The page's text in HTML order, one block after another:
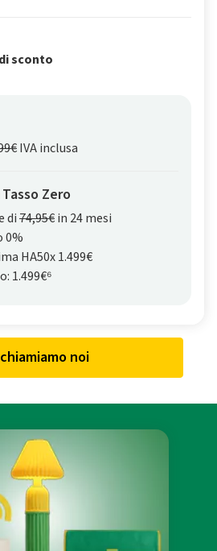
sconto
IVA inclusa
Zero
di74,95€in 24 mesi
0%
HA50x 1.499€
1.499€⁶
noi